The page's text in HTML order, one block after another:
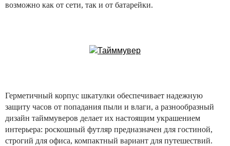
возможно как от сети, так и от батарейки.
Герметичный корпус шкатулки обеспечивает надежную
защиту часов от попадания пыли и влаги, а разнообразный
дизайн тайммуверов делает их настоящим украшением
интерьера: роскошный футляр предназначен для гостиной,
строгий для офиса, компактный вариант для путешествий.